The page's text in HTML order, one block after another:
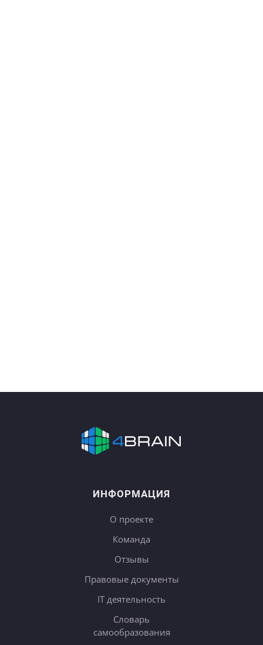
ИНФОРМАЦИЯ
О проекте
Команда
Отзывы
Правовые документы
IT деятельность
Словарь
самообразования